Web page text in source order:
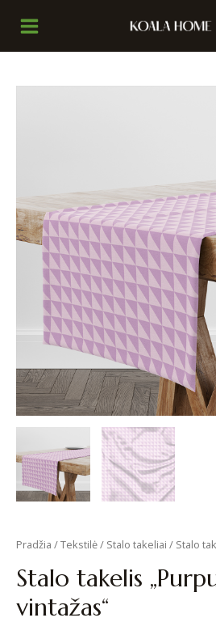
Main
Pradžia /Tekstilė/ Stalo takeliai / Stalo
Stalo takelis
vintažas“